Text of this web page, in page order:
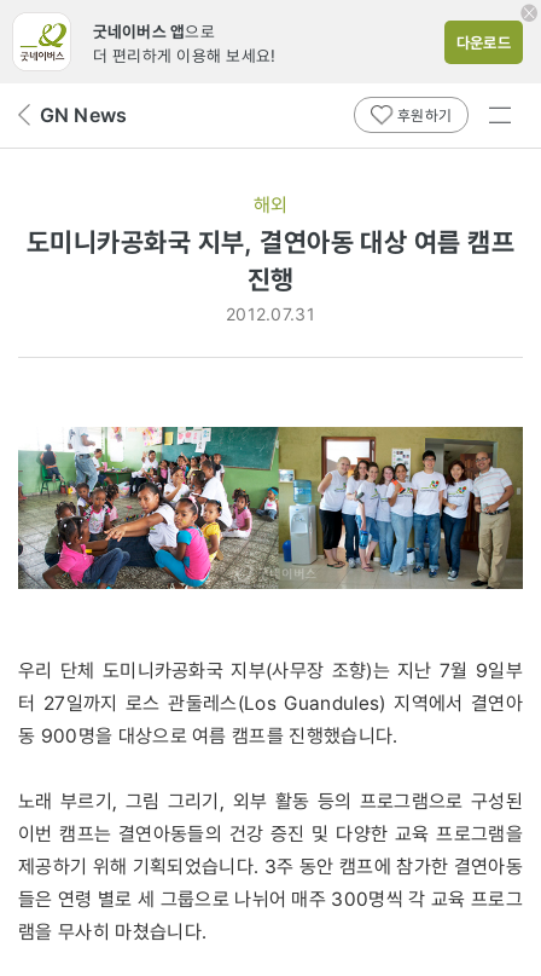
굿네이버스 앱으로
더 편리하게 이용해 보세요!
다운로드
뒤 GN News 후원하기
전체
해외
도미니카공화국 지부, 결연아동 대상 여름 캠프
진행
2012.07.31
우리 단체 도미니카공화국 지부(사무장 조향)는 지난 7월 9일부
터 27일까지 로스 관둘레스(Los Guandules) 지역에서 결연아
동 900명을 대상으로 여름 캠프를 진행했습니다.
노래 부르기, 그림 그리기, 외부 활동 등의 프로그램으로 구성된
이번 캠프는 결연아동들의 건강 증진 및 다양한 교육 프로그램을
제공하기 위해 기획되었습니다. 3주 동안 캠프에 참가한 결연아동
들은 연령 별로 세 그룹으로 나뉘어 매주 300명씩 각 교육 프로그
램을 무사히 마쳤습니다.